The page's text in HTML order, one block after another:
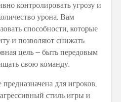
контролировать угрозу и
урона. Вам
способности, которые
и позволяют снижать
цель – быть передовым
свою команду.
для игроков,
стиль игры и